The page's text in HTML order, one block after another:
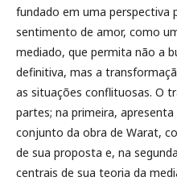
fundado em uma perspectiva
sentimento de amor, como
mediado, que permita não a
definitiva, mas a
as situações conflituosas. O
partes; na primeira,
conjunto da obra de Warat,
de sua proposta e, na
centrais de sua teoria da